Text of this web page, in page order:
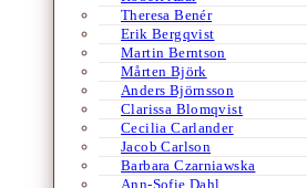
Theresa Benér
Erik Bergqvist
Martin Berntson
Mårten Björk
Anders Björnsson
Clarissa Blomqvist
Cecilia Carlander
Jacob Carlson
Barbara Czarniawska
Ann-Sofie Dahl